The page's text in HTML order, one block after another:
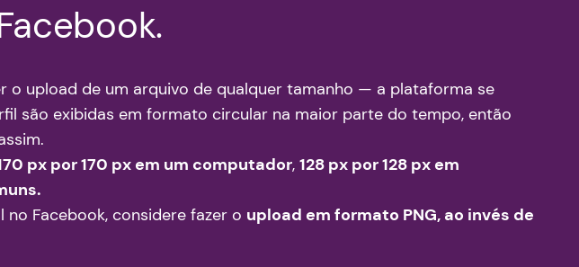
o upload de um arquivo de qualquer tamanho — a plataforma se
são exibidas em formato circular na maior parte do tempo, então
px por 170 px em um computador, 128 px por 128 px em
Facebook, considere fazer o upload em formato PNG, ao invés de